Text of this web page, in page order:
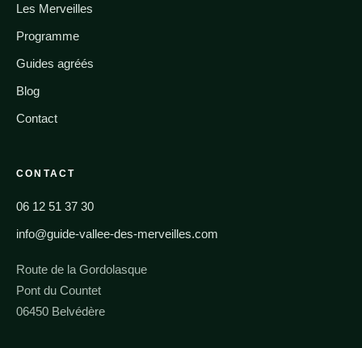
Les Merveilles
Programme
Guides agréés
Blog
Contact
CONTACT
06 12 51 37 30
info@guide-vallee-des-merveilles.com
Route de la Gordolasque
Pont du Countet
06450 Belvédère